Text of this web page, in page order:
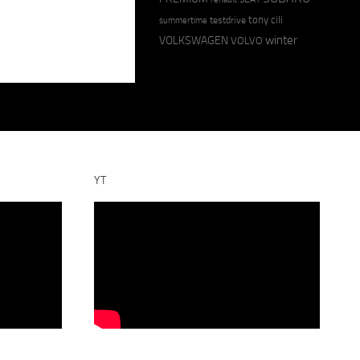
summertime testdrive tony cili
VOLKSWAGEN VOLVO winter
YT